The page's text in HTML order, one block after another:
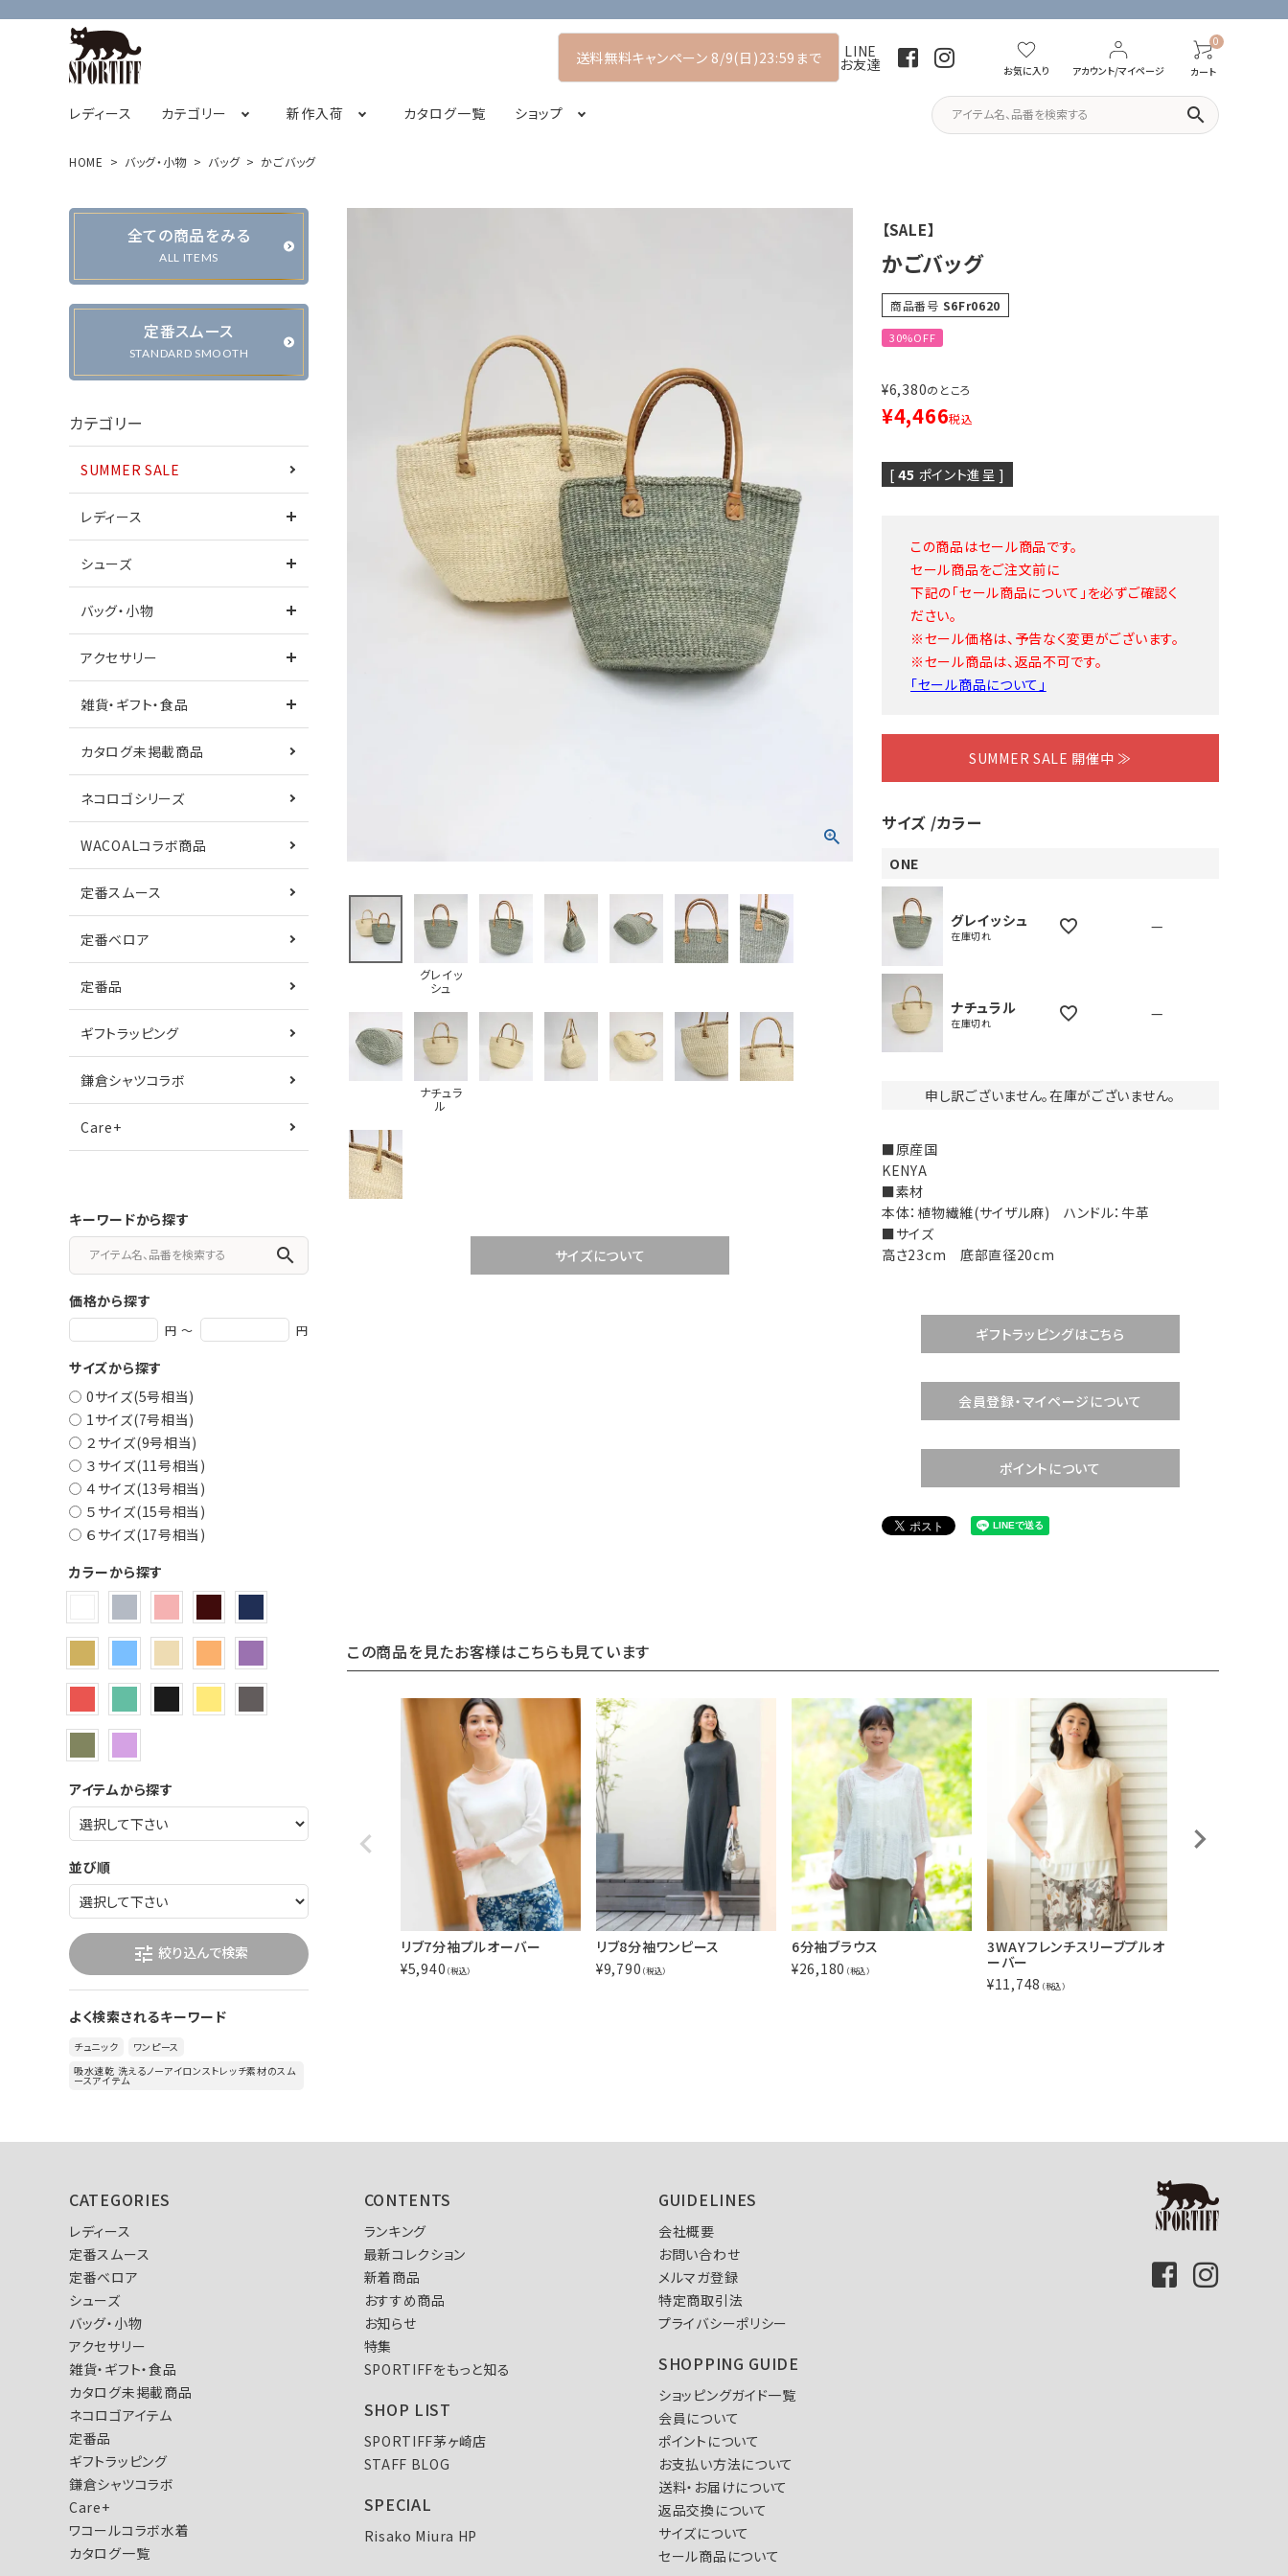
送料無料キャンペーン 8/9(日)23:59まで LINE
お友達 お気に入り アカウント/マイページ
0
カート
レディース カテゴリー
フレンチスリーブ チュニック プルオーバー シャツ・ブラウス パーカー・トレーナー
キャミソール
カーディガン・ベスト ジャケット・ブルゾン コート
パンツ
ワンピース
シューズ サンダル バッグ ネックレス ピヤス・イヤリング
カタログ未掲載商品
ネコロゴシリーズ 定番スムース
ギフトラッピング
WACOALコラボ商品
新作入荷
2026オータムコレクション先行販売 2026サマーコレクション 2026アーリーサマーコレクション
カタログ一覧 ショップ
SPORTIFF茅ヶ崎店 STAFF BLOG POP UP SHOP
search
HOME バッグ・小物 バッグ かごバッグ
全ての商品をみる
ALL ITEMS
定番スムース
STANDARD SMOOTH
カテゴリー
SUMMER SALE
レディース
シューズ
バッグ・小物
アクセサリー
雑貨・ギフト・食品
カタログ未掲載商品
ネコロゴシリーズ
WACOALコラボ商品
定番スムース
定番ベロア
定番品
ギフトラッピング
鎌倉シャツコラボ
Care+
キーワードから探す
search
価格から探す
円 ～ 円
サイズから探す
0サイズ(5号相当)
1サイズ(7号相当)
２サイズ(9号相当)
３サイズ(11号相当)
４サイズ(13号相当)
５サイズ(15号相当)
６サイズ(17号相当)
カラーから探す
アイテムから探す
並び順
tune 絞り込んで検索
よく検索されるキーワード
チュニック
ワンピース
吸水速乾 洗えるノーアイロンストレッチ素材のスム
ースアイテム
グレイッ
シュ
ナチュラ
ル
サイズについて
【SALE】
かごバッグ
商品番号 S6Fr0620
30%OFF
¥6,380のところ
¥4,466税込
[ 45 ポイント進呈 ]
この商品はセール商品です。
セール商品をご注文前に
下記の「セール商品について」を必ずご確認く
ださい。
※セール価格は、予告なく変更がございます。
※セール商品は、返品不可です。
「セール商品について」
SUMMER SALE 開催中 ≫
サイズ カラー
ONE
グレイッシュ
在庫切れ
—
ナチュラル
在庫切れ
—
申し訳ございません。在庫がございません。
■原産国
KENYA
■素材
本体：植物繊維(サイザル麻) ハンドル：牛革
■サイズ
高さ23cm 底部直径20cm
ギフトラッピングはこちら
会員登録・マイページについて
ポイントについて
この商品を見たお客様はこちらも見ています
リブ7分袖プルオーバー
¥5,940 （税込）
リブ8分袖ワンピース
¥9,790 （税込）
6分袖ブラウス
¥26,180 （税込）
3WAYフレンチスリーブプルオ
ーバー
¥11,748 （税込）
CATEGORIES
レディース
定番スムース
定番ベロア
シューズ
バッグ・小物
アクセサリー
雑貨・ギフト・食品
カタログ未掲載商品
ネコロゴアイテム
定番品
ギフトラッピング
鎌倉シャツコラボ
Care+
ワコールコラボ水着
カタログ一覧
CONTENTS
ランキング
最新コレクション
新着商品
おすすめ商品
お知らせ
特集
SPORTIFFをもっと知る
SHOP LIST
SPORTIFF茅ヶ崎店
STAFF BLOG
SPECIAL
Risako Miura HP
GUIDELINES
会社概要
お問い合わせ
メルマガ登録
特定商取引法
プライバシーポリシー
SHOPPING GUIDE
ショッピングガイド一覧
会員について
ポイントについて
お支払い方法について
送料・お届けについて
返品交換について
サイズについて
セール商品について